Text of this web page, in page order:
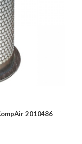
2010486